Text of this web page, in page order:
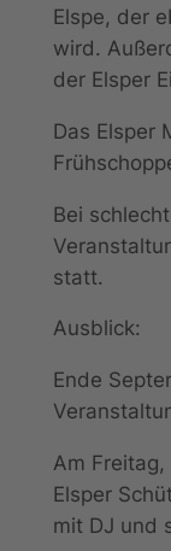
Elspe, der
wird.
der Elsper
Das Elsper
Bei
statt.
Ausblick:
Ende
Am
Elsper
mit DJ und